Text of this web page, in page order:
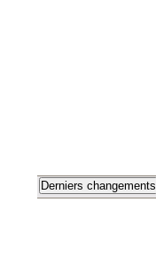
Derniers changements